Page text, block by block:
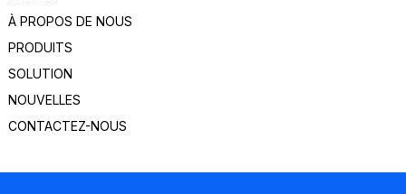
À PROPOS DE NOUS
PRODUITS
SOLUTION
NOUVELLES
CONTACTEZ-NOUS